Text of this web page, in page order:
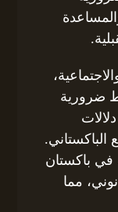
ضرورية
الباكستاني.
في باكستان
مما